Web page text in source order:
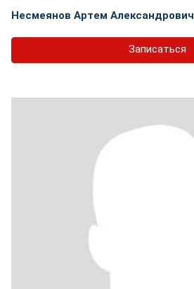
Несмеянов Артем Александрович
Записаться